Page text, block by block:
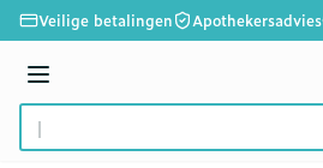
Ga naar de inhoud
Veilige betalingen Apothekersadvies
Menu
Product, merk, categorie...